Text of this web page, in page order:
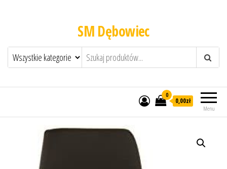
SM Dębowiec
Menu
0
0,00zł